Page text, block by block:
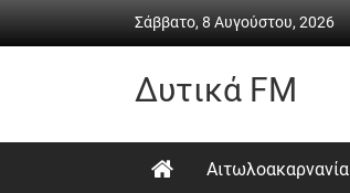
Σάββατο, 8 Αυγούστου, 2026
Δυτικά FM
Καθημερινή
Αιτωλοακαρνανία